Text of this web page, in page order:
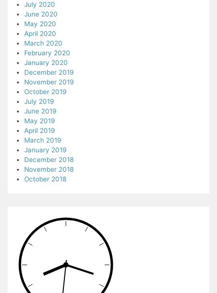
July 2020
June 2020
May 2020
April 2020
March 2020
February 2020
January 2020
December 2019
November 2019
October 2019
July 2019
June 2019
May 2019
April 2019
March 2019
January 2019
December 2018
November 2018
October 2018